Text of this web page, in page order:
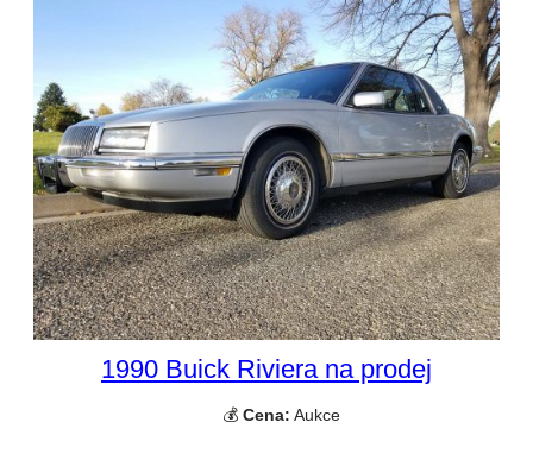
1990 Buick Riviera na prodej
💰 Cena: Aukce